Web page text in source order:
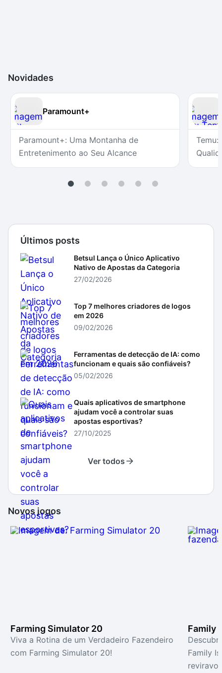
Novidades
Paramount+
Paramount+: Uma Montanha de
Entretenimento ao Seu Alcance
Últimos posts
Betsul Lança o Único Aplicativo
Nativo de Apostas da Categoria
27/02/2026
Top 7 melhores criadores de logos
em 2026
09/02/2026
Ferramentas de detecção de IA: como
funcionam e quais são confiáveis?
05/02/2026
Quais aplicativos de smartphone
ajudam você a controlar suas
apostas esportivas?
27/10/2025
Ver todos
Novos jogos
Farming Simulator 20
Viva a Rotina de um Verdadeiro Fazendeiro
com Farming Simulator 20!
Family
Family